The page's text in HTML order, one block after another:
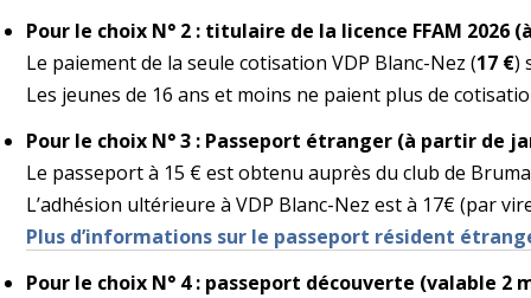
Pour le choix N° 2 : titulaire de la licence FFAM 2026
Le paiement de la seule cotisation VDP Blanc-Nez (17 €)
Les jeunes de 16 ans et moins ne paient plus de
Pour le choix N° 3 : Passeport étranger (à partir de
Le passeport à 15 € est obtenu auprès du club de
L’adhésion ultérieure à VDP Blanc-Nez est à 17€ (par
Plus d’informations sur le passeport résident
Pour le choix N° 4 : passeport découverte (valable 2